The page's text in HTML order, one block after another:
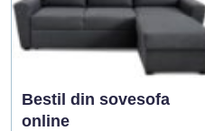
Bestil din sovesofa
online